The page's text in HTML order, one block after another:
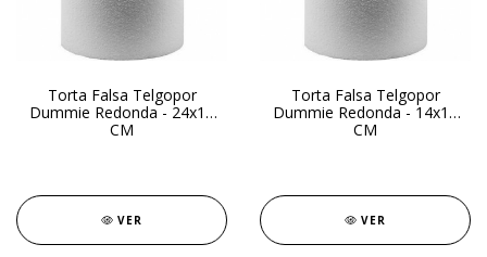
Torta Falsa Telgopor
Dummie Redonda - 24x15
CM
VER
Torta Falsa Telgopor
Dummie Redonda - 14x15
CM
VER